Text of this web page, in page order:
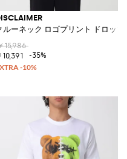
ルーネック ロゴプリント ドロッ
15,986
10,391
-35%